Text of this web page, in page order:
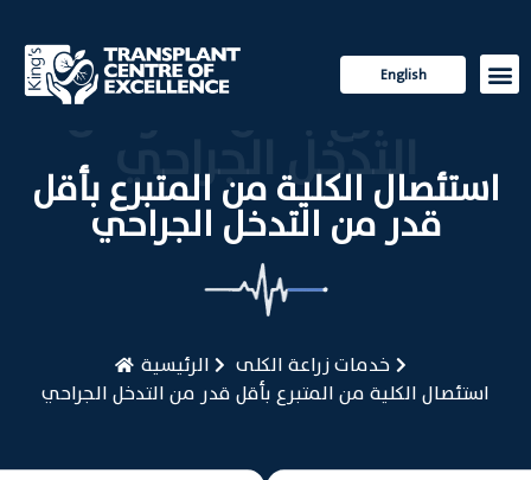
English
استئصال الكلية من
المتبرع بأقل قدر من
التدخل الجراحي
استئصال الكلية من المتبرع بأقل
قدر من التدخل الجراحي
الرئيسية
خدمات زراعة الكلى
استئصال الكلية من المتبرع بأقل قدر من التدخل الجراحي